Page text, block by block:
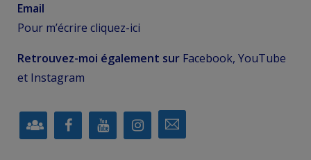
Email
Pour m’écrire cliquez-ici
Retrouvez-moi également sur Facebook, YouTube
et Instagram